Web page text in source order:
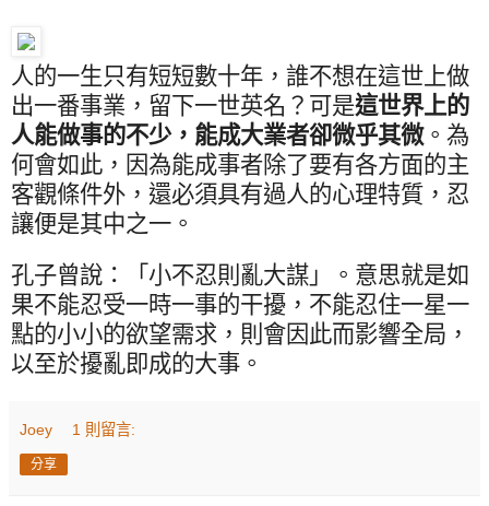
人的一生只有短短數十年，誰不想在這世上做
出一番事業，留下一世英名？可是這世界上的
人能做事的不少，能成大業者卻微乎其微。為
何會如此，因為能成事者除了要有各方面的主
客觀條件外，還必須具有過人的心理特質，忍
讓便是其中之一。
孔子曾說：「小不忍則亂大謀」。意思就是如
果不能忍受一時一事的干擾，不能忍住一星一
點的小小的欲望需求，則會因此而影響全局，
以至於擾亂即成的大事。
Joey 1 則留言:
分享